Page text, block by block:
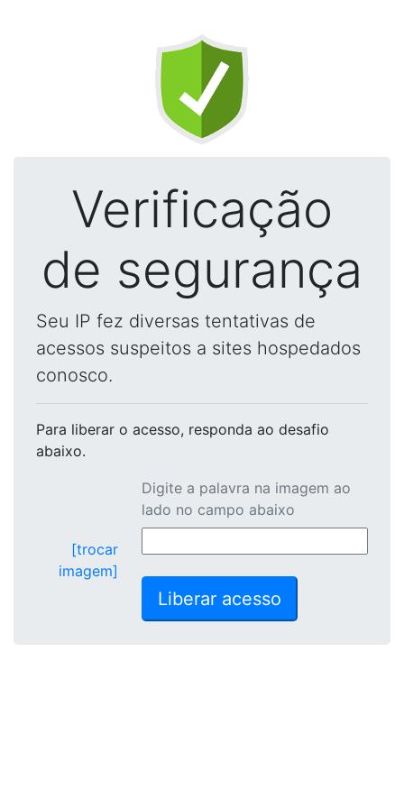
Verificação
de segurança
Seu IP fez diversas tentativas de
acessos suspeitos a sites hospedados
conosco.
Para liberar o acesso, responda ao desafio
abaixo.
[trocar
imagem]
Digite a palavra na imagem ao
lado no campo abaixo